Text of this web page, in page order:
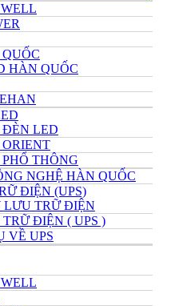
HÀN QUỐC
ĐÈN LED
THÔNG
NGHỆ HÀN QUỐC
ĐIỆN (UPS)
LƯU TRỮ ĐIỆN
ĐIỆN ( UPS )
VỀ UPS